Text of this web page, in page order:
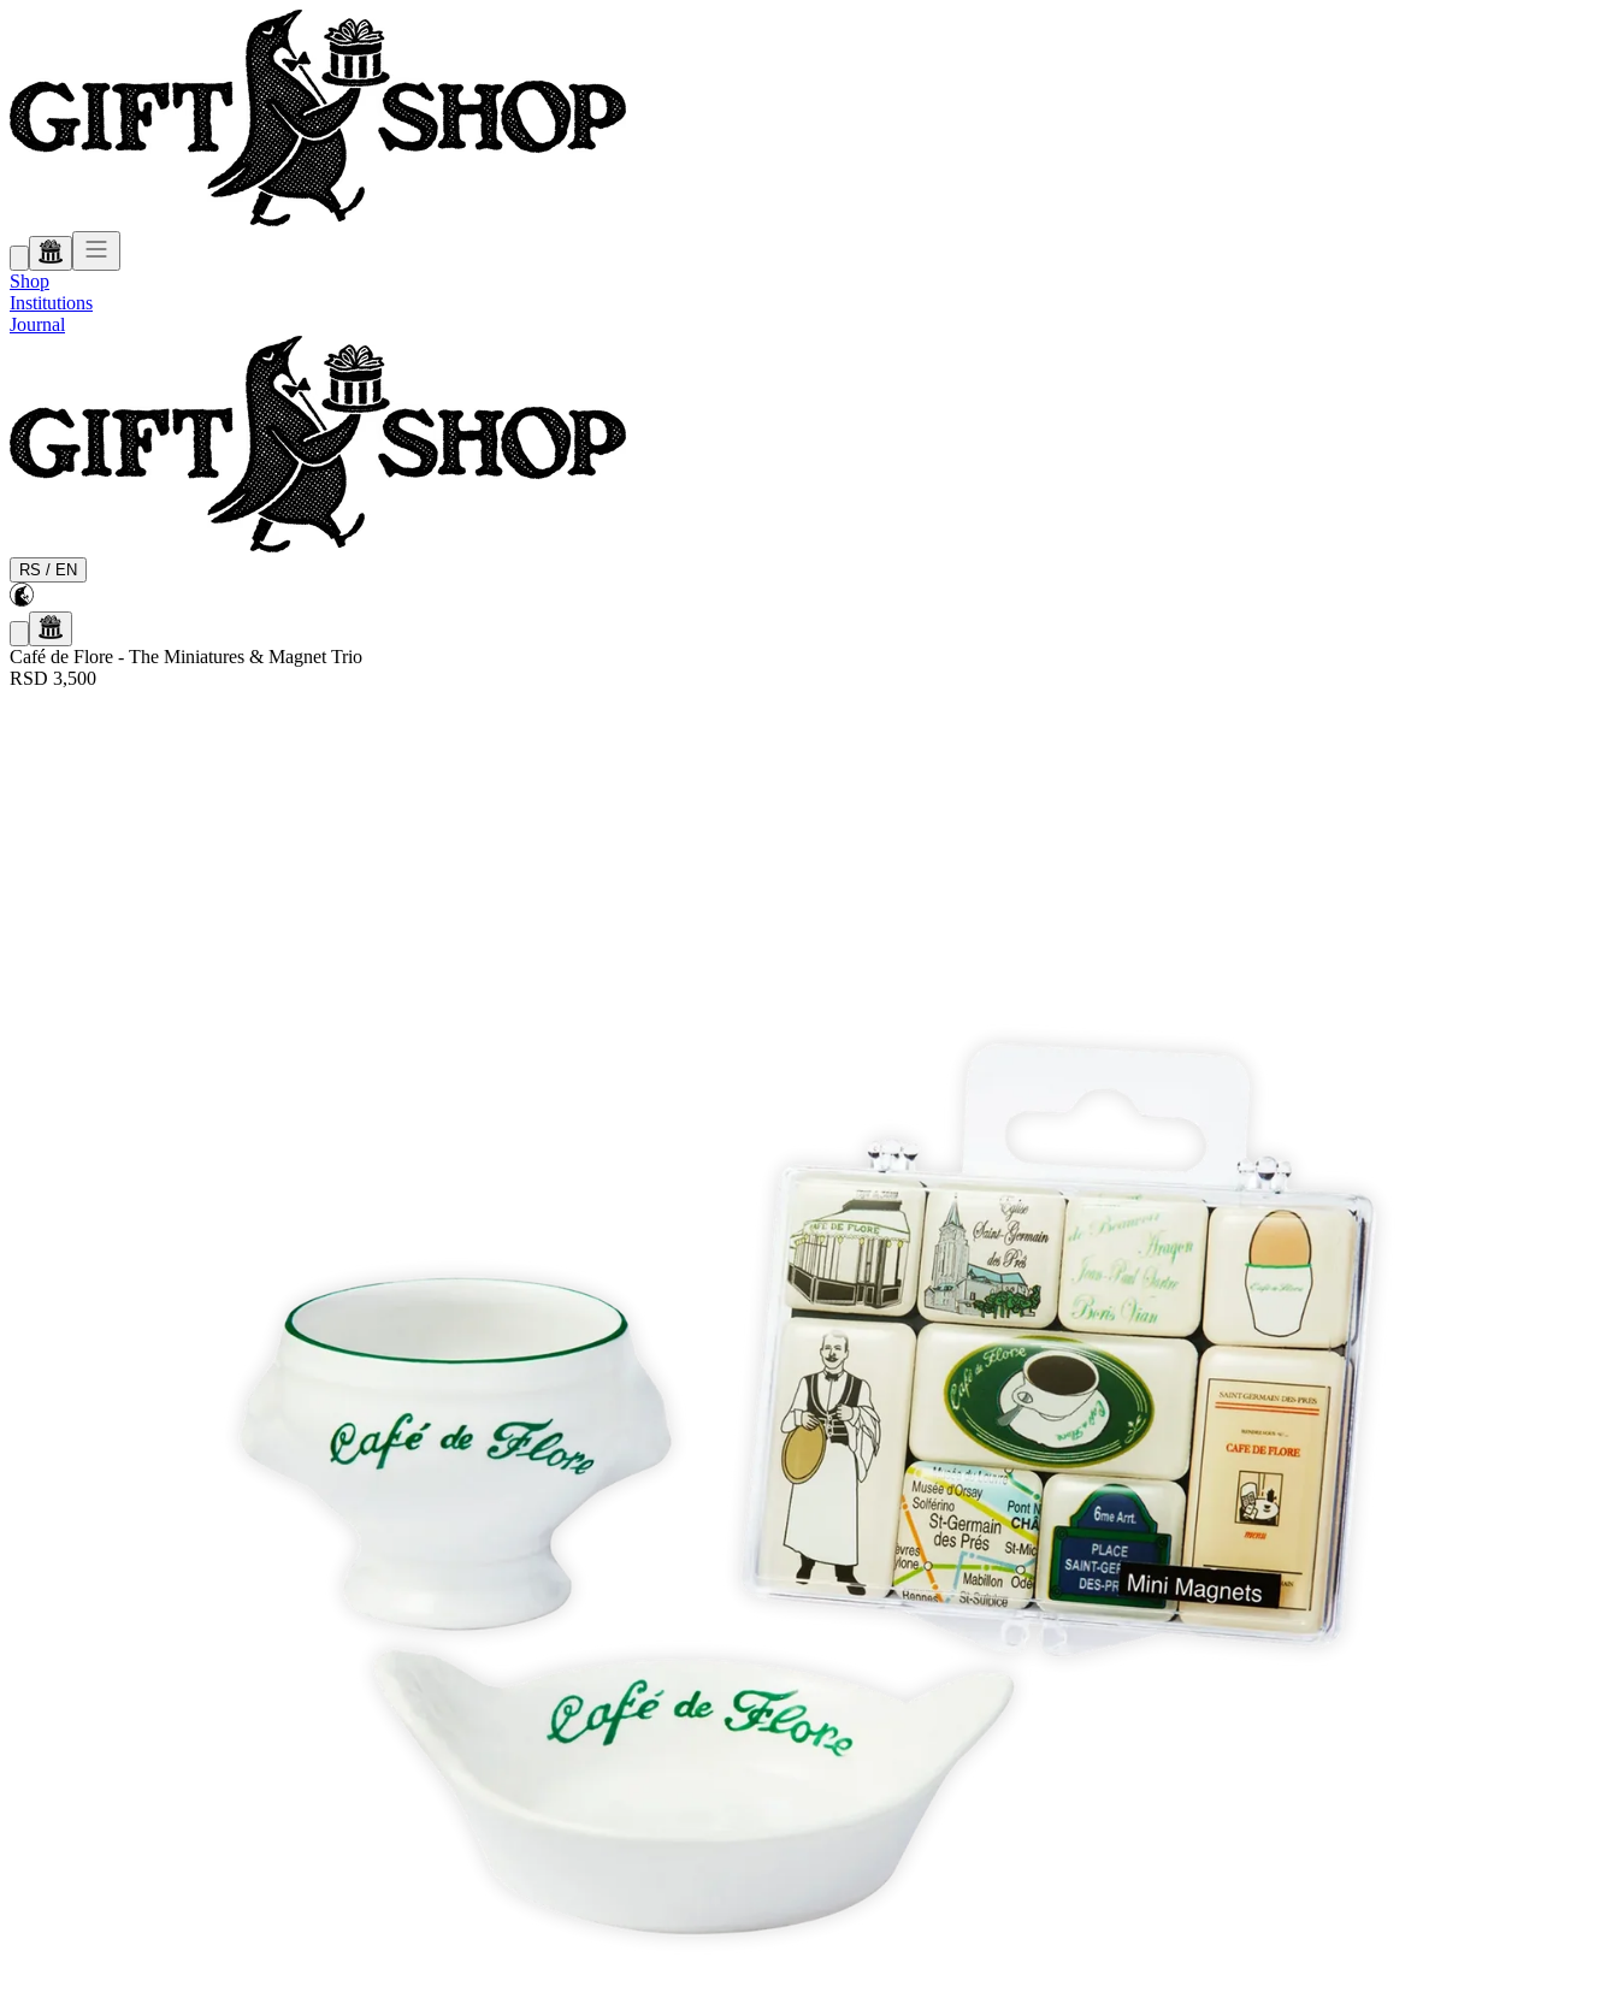
Shop
Institutions
Journal
RS / EN
Café de Flore - The Miniatures & Magnet Trio
RSD 3,500